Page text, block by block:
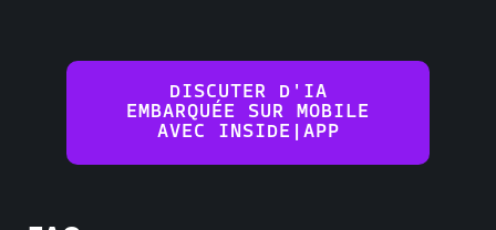
DISCUTER D'IA
EMBARQUÉE SUR MOBILE
AVEC INSIDE|APP